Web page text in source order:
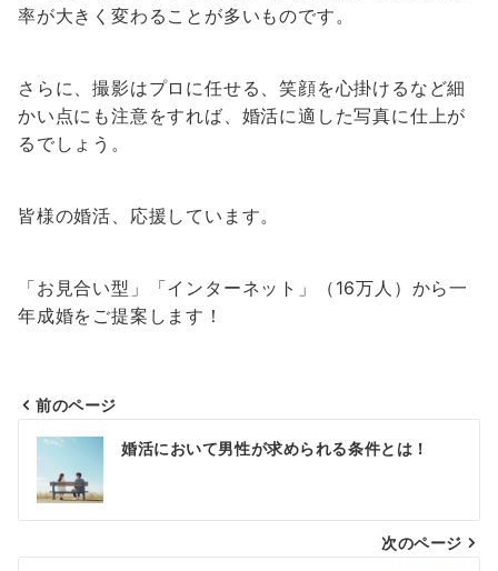
率が大きく変わることが多いものです。
さらに、撮影はプロに任せる、笑顔を心掛けるなど細
かい点にも注意をすれば、婚活に適した写真に仕上が
るでしょう。
皆様の婚活、応援しています。
「お見合い型」「インターネット」（16万人）から一
年成婚をご提案します！
投
稿
ナ
ビ
前のページ
婚活において男性が求められる条件とは！
次のページ